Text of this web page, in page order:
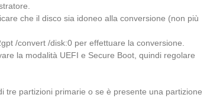
che il disco sia idoneo alla conversione (non più
/convert /disk:0 per effettuare la conversione.
la modalità UEFI e Secure Boot, quindi regolare
tre partizioni primarie o se è presente una partizione